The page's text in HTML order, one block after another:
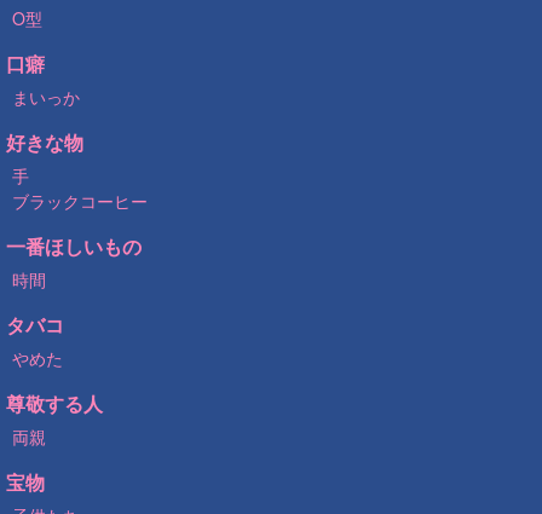
O型
口癖
まいっか
好きな物
手
ブラックコーヒー
一番ほしいもの
時間
タバコ
やめた
尊敬する人
両親
宝物